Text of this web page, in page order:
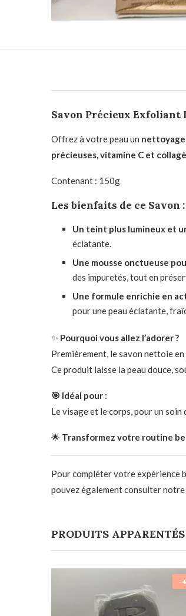
Savon Précieux Exfoliant
Offrez à votre peau un nettoyage
précieuses, vitamine C et
Contenant : 150g
Les bienfaits de ce Savon :
Un teint plus lumineux et
éclatante.
Une mousse onctueuse
des impuretés, tout en
Une formule enrichie en
pour une peau éclatante,
✨ Pourquoi vous allez l’adorer ?
Premièrement, le savon nettoie
Ce produit laisse la peau douce,
🎯 Idéal pour :
Le visage et le corps, pour un
🌟 Transformez votre routine
Pour compléter votre expérience
pouvez également consulter
PRODUITS APPARENTÉS
-